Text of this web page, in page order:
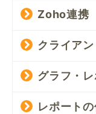
Zoho連携
クライア
グラフ・
レポート